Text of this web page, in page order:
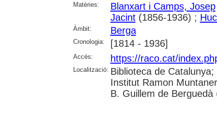
Matèries:
Blanxart i Camps, Josep
Jacint(1856-1936) ;
Àmbit: Berga
Cronologia: [1814 - 1936]
Accés: https://raco.cat/
Localització: Biblioteca de
Institut Ramon
B. Guillem de Berguedà